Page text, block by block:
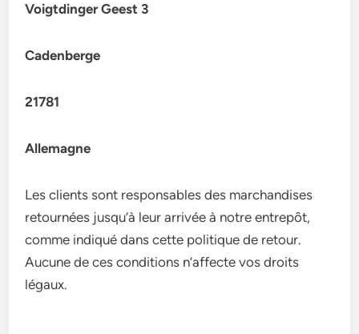
Voigtdinger Geest 3
Cadenberge
21781
Allemagne
Les clients sont responsables des marchandises
retournées jusqu’à leur arrivée à notre entrepôt,
comme indiqué dans cette politique de retour.
Aucune de ces conditions n’affecte vos droits
légaux.